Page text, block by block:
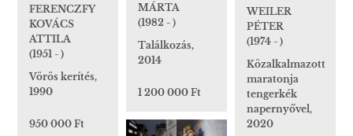
FERENCZFY
KOVÁCS
ATTILA
(1951 - )
Vörös kerítés,
1990
950 000 Ft
WEILER
PÉTER
(1974 - )
Közalkalmazott
maratonja
tengerkék
napernyővel,
2020
MÁRTA
(1982 - )
Találkozás,
2014
1 200 000 Ft